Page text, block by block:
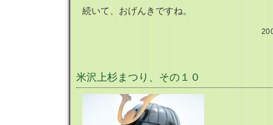
続いて、おげんきですね。
米沢上杉まつり、その１０